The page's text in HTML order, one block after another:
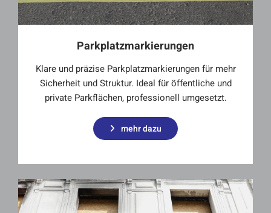
Parkplatzmarkierungen
Klare und präzise Parkplatzmarkierungen für mehr
Sicherheit und Struktur. Ideal für öffentliche und
private Parkflächen, professionell umgesetzt.
mehr dazu